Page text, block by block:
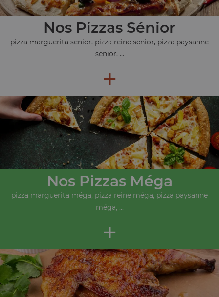
Nos Pizzas Sénior
pizza marguerita senior, pizza reine senior, pizza paysanne
senior, ...
+
Nos Pizzas Méga
pizza marguerita méga, pizza reine méga, pizza paysanne
méga, ...
+